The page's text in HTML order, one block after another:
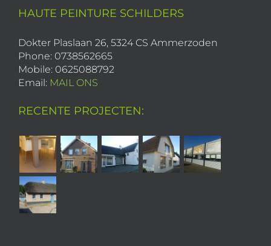
HAUTE PEINTURE SCHILDERS
Dokter Plaslaan 26, 5324 CS Ammerzoden
Phone: 0738562665
Mobile: 0625088792
Email: MAIL ONS
RECENTE PROJECTEN: